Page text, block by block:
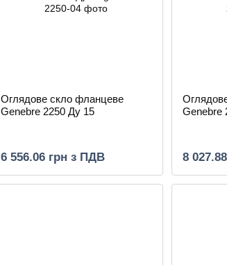
Оглядове скло фланцеве
Genebre 2250 Ду 15
6 556.06 грн з ПДВ
Genebre
8